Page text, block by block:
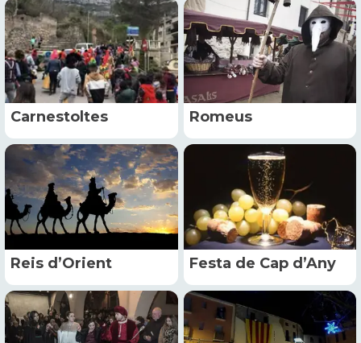
Carnestoltes Romeus
Reis d’Orient Festa de Cap d’Any